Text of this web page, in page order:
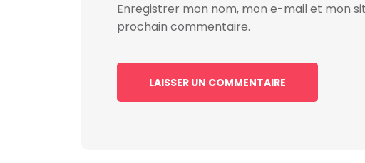
Enregistrer mon nom, mon e-mail et mon
prochain commentaire.